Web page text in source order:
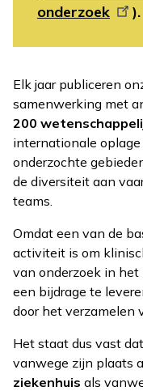
onderzoek
).
Elk jaar publiceren
samenwerking met
200
internationale
onderzochte
de diversiteit aan
teams.
Omdat een van de
activiteit is om
van onderzoek in het
een bijdrage te
door het verzamelen
Het staat dus vast
vanwege zijn plaats
ziekenhuis als